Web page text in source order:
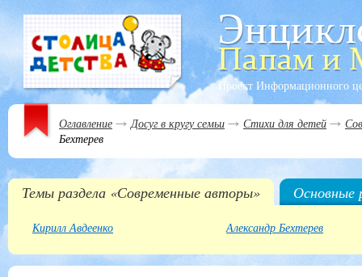
Проект Информационного
Оглавление Досуг в кругу семьи Стихи для детей
Бехтерев
Темы раздела «Современные авторы» Основные
Кирилл Авдеенко Александр Бехтерев